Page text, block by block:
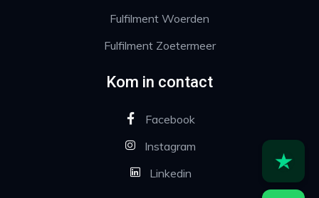
Fulfilment Woerden
Fulfilment Zoetermeer
Kom in contact
Facebook
Instagram
Linkedin